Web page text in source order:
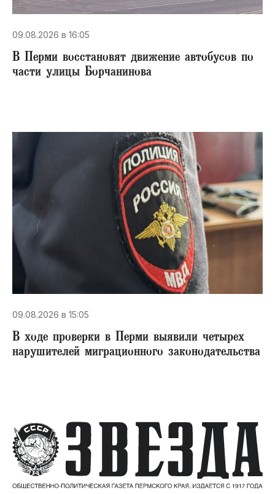
09.08.2026 в 16:05
В Перми восстановят движение автобусов по
части улицы Борчанинова
09.08.2026 в 15:05
В ходе проверки в Перми выявили четырех
нарушителей миграционного законодательства